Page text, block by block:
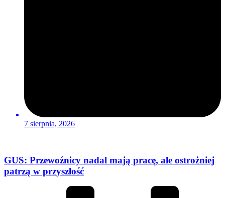
7 sierpnia, 2026
GUS: Przewoźnicy nadal mają pracę, ale ostrożniej
patrzą w przyszłość